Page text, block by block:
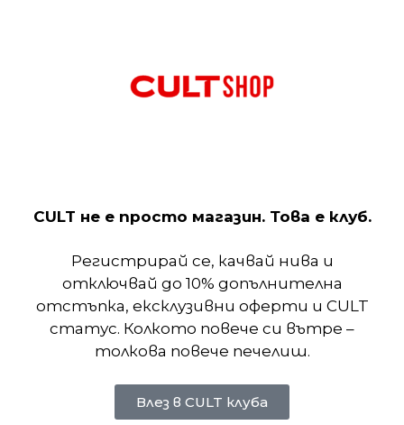
гладко покритие.Шевове, вдъхновени от
емблематичния Flight Suit. Заден джоб с цип
CULT не е просто магазин. Това е клуб.
Регистрирай се, качвай нива и
отключвай до 10% допълнителна
отстъпка, ексклузивни оферти и CULT
статус. Колкото повече си вътре –
толкова повече печелиш.
Влез в CULT клуба